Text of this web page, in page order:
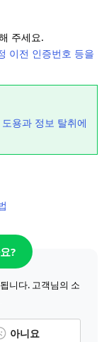
주세요.
이전 인증번호 등을
용과 정보 탈취에
?
니다. 고객님의 소
아니요